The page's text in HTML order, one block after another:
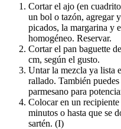
Cortar el ajo (en
un bol o tazón, agregar
picados, la margarina y
homogéneo. Reservar.
Cortar el pan baguette
cm, según el gusto.
Untar la mezcla ya lista
rallado. También
parmesano para
Colocar en un
minutos o hasta que se
sartén. (I)